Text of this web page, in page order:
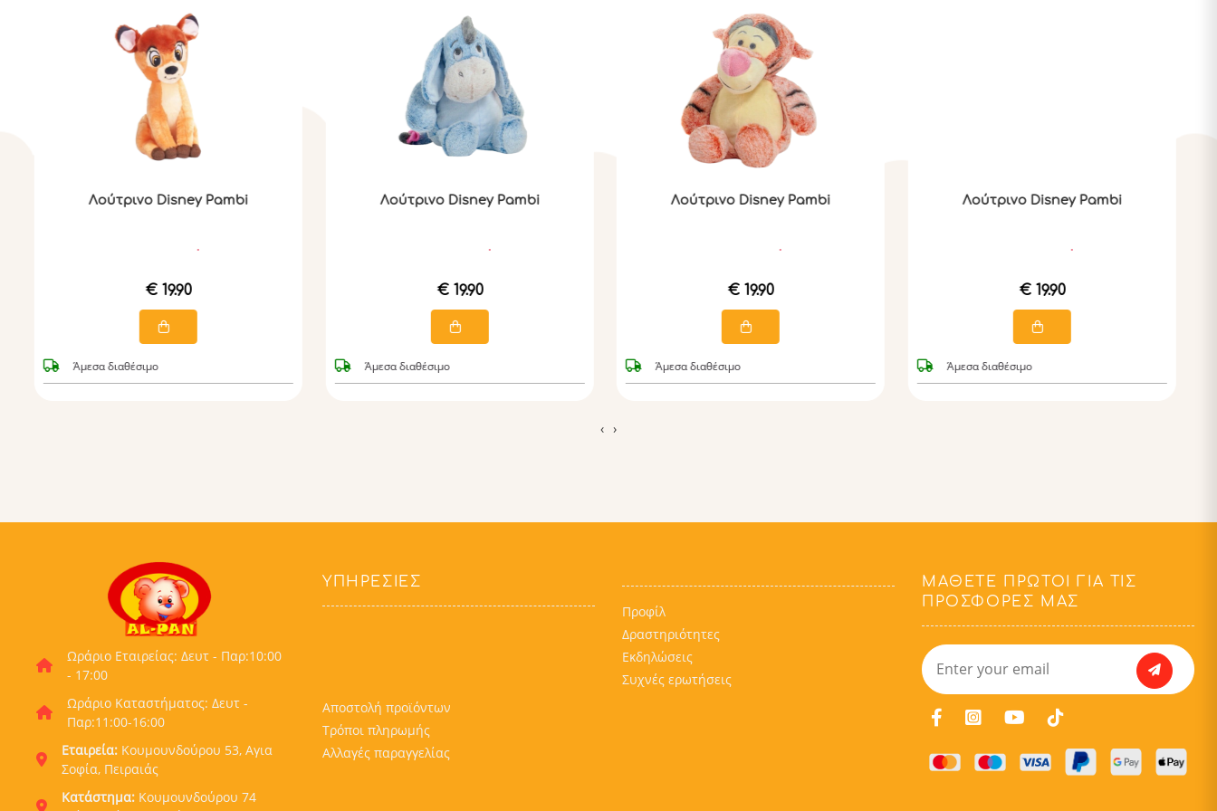
Λούτρινο Disney Pambi
€ 19.90
Άμεσα διαθέσιμο
Λούτρινο Disney Pambi
€ 19.90
Άμεσα διαθέσιμο
Λούτρινο Disney Pambi
€ 19.90
Άμεσα διαθέσιμο
Λούτρινο Disney Pambi
€ 19.90
Άμεσα διαθέσιμο
‹ ›
Ωράριο Εταιρείας: Δευτ - Παρ:10:00
- 17:00
Ωράριο Καταστήματος: Δευτ -
Παρ:11:00-16:00
Εταιρεία: Κουμουνδούρου 53, Αγια
Σοφία, Πειραιάς
Κατάστημα: Κουμουνδούρου 74
ΥΠΗΡΕΣΊΕΣ
Αποστολή προϊόντων
Τρόποι πληρωμής
Αλλαγές παραγγελίας
Προφίλ
Δραστηριότητες
Εκδηλώσεις
Συχνές ερωτήσεις
ΜΆΘΕΤΕ ΠΡΏΤΟΙ ΓΙΑ ΤΙΣ
ΠΡΟΣΦΟΡΈΣ ΜΑΣ